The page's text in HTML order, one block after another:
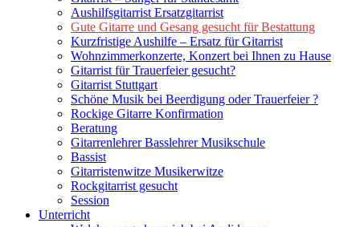
Aushilfsgitarrist Ersatzgitarrist
Gute Gitarre und Gesang gesucht für Bestattung
Kurzfristige Aushilfe – Ersatz für Gitarrist
Wohnzimmerkonzerte, Konzert bei Ihnen zu Hause
Gitarrist für Trauerfeier gesucht?
Gitarrist Stuttgart
Schöne Musik bei Beerdigung oder Trauerfeier ?
Rockige Gitarre Konfirmation
Beratung
Gitarrenlehrer Basslehrer Musikschule
Bassist
Gitarristenwitze Musikerwitze
Rockgitarrist gesucht
Session
Unterricht